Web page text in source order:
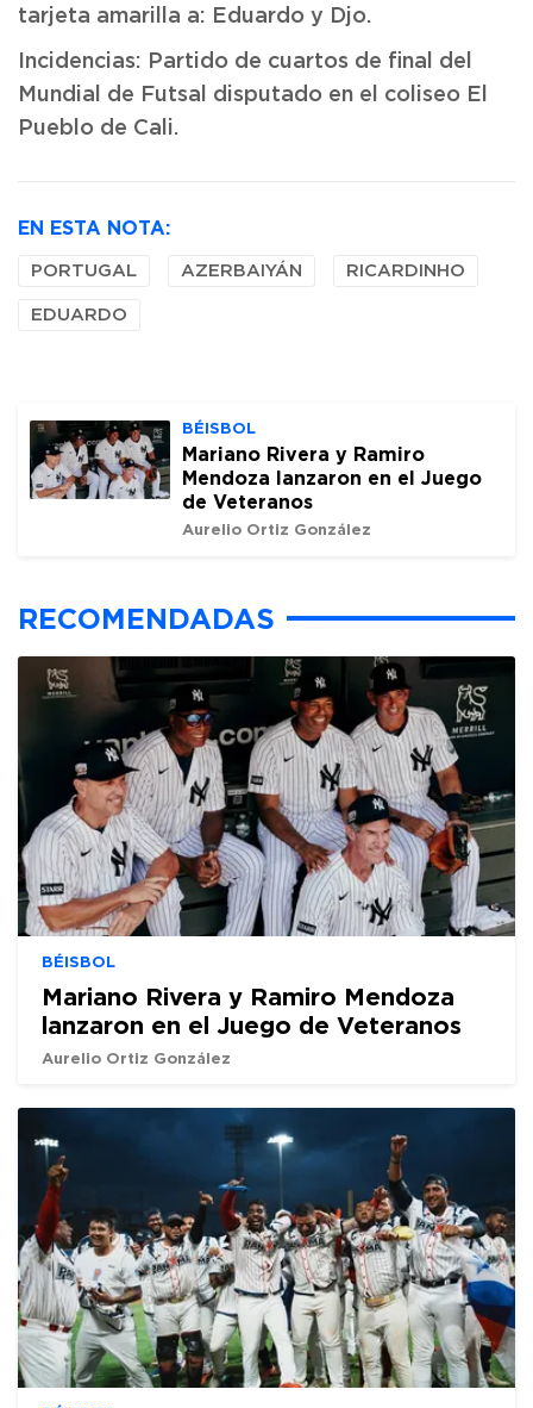
tarjeta amarilla a: Eduardo y Djo.
Incidencias: Partido de cuartos de final del
Mundial de Futsal disputado en el coliseo El
Pueblo de Cali.
EN ESTA NOTA:
PORTUGAL AZERBAIYÁN RICARDINHO
EDUARDO
BÉISBOL
Mariano Rivera y Ramiro
Mendoza lanzaron en el Juego
de Veteranos
Aurelio Ortiz González
RECOMENDADAS
BÉISBOL
Mariano Rivera y Ramiro Mendoza
lanzaron en el Juego de Veteranos
Aurelio Ortiz González